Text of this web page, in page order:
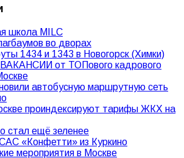
школа MILC
во дворах
1434 и 1343 в Новогорск (Химки)
от ТОПового кадрового
автобусную маршрутную сеть
проиндексируют тарифы ЖКХ на
стал ещё зеленее
«Конфетти» из Куркино
мероприятия в Москве